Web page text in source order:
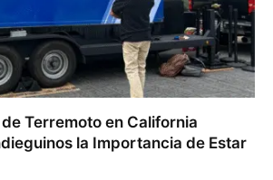
Terremoto en California
la Importancia de Estar